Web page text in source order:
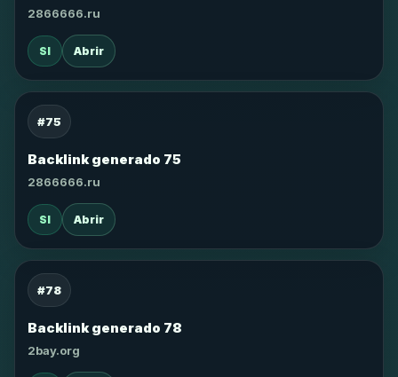
2866666.ru
SI Abrir
#75
Backlink generado 75
2866666.ru
SI Abrir
#78
Backlink generado 78
2bay.org